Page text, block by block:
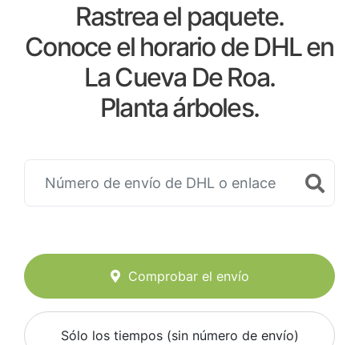
Rastrea el paquete.
Conoce el horario de DHL en
La Cueva De Roa.
Planta árboles.
Comprobar el envío
Sólo los tiempos (sin número de envío)